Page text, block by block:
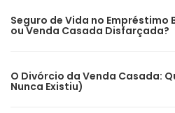
Seguro de Vida no Empréstimo
ou Venda Casada Disfarçada?
O Divórcio da Venda Casada:
Nunca Existiu)